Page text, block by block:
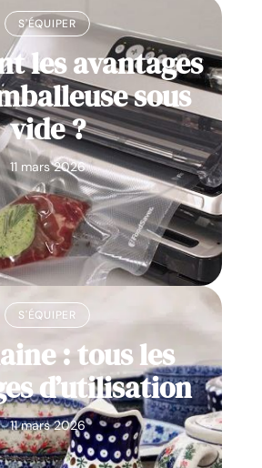
S'ÉQUIPER
les avantages
sous
vide ?
11 mars 2026
S'ÉQUIPER
: tous les
d’utilisation
11 mars 2026